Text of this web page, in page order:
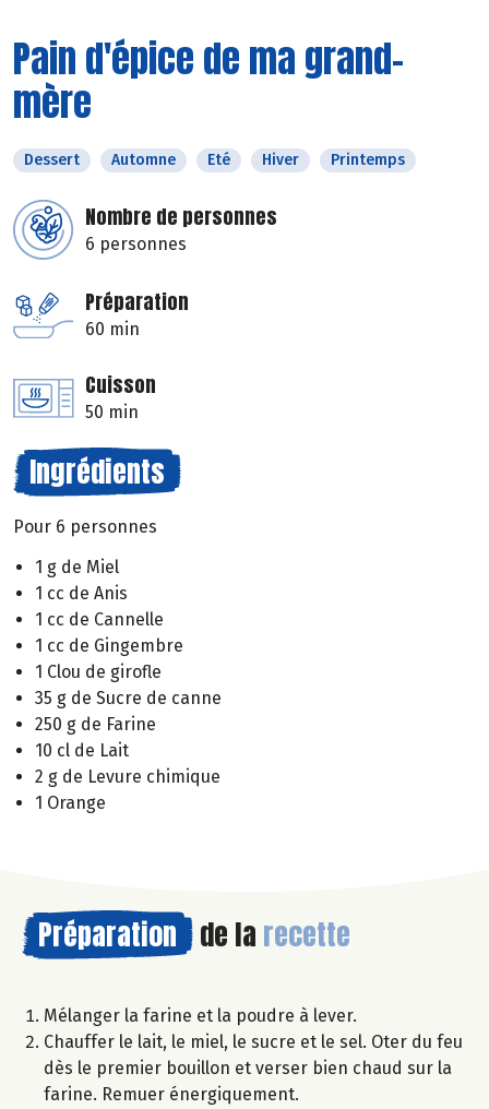
Pain d'épice de ma grand-
mère
Dessert Automne Eté Hiver Printemps
Nombre de personnes
6 personnes
Préparation
60 min
Cuisson
50 min
Ingrédients
Pour 6 personnes
1 g de Miel
1 cc de Anis
1 cc de Cannelle
1 cc de Gingembre
1 Clou de girofle
35 g de Sucre de canne
250 g de Farine
10 cl de Lait
2 g de Levure chimique
1 Orange
Préparation de la recette
Mélanger la farine et la poudre à lever.
Chauffer le lait, le miel, le sucre et le sel. Oter du feu
dès le premier bouillon et verser bien chaud sur la
farine. Remuer énergiquement.